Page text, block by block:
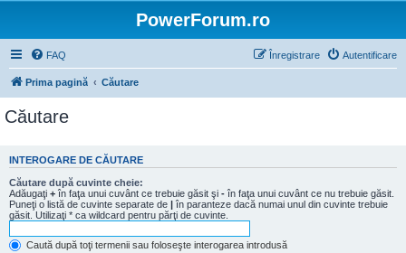
PowerForum.ro
FAQ Autentificare
Înregistrare
Prima pagină Căutare
Căutare
INTEROGARE DE CĂUTARE
Căutare după cuvinte cheie:
Adăugaţi + în faţa unui cuvânt ce trebuie găsit şi - în faţa unui cuvânt ce nu trebuie găsit.
Puneţi o listă de cuvinte separate de | în paranteze dacă numai unul din cuvinte trebuie
găsit. Utilizaţi * ca wildcard pentru părţi de cuvinte.
Caută după toţi termenii sau foloseşte interogarea introdusă